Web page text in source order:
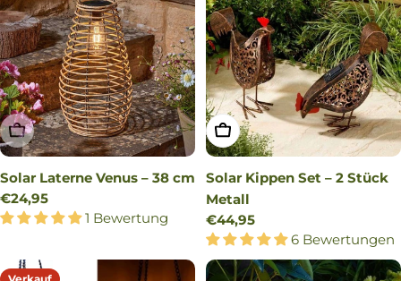
AUSVERKAUFT
Solar Laterne Venus – 38 cm
Regulärer
Preis
€24,95
1 Bewertung
IN DEN WARENKORB
Solar Kippen Set – 2 Stück
Metall
Regulärer
Preis
€44,95
6 Bewertungen